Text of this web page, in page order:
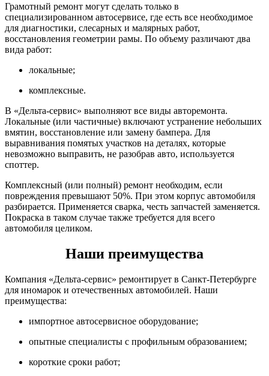
Грамотный ремонт могут сделать только в
специализированном автосервисе, где есть все необходимое
для диагностики, слесарных и малярных работ,
восстановления геометрии рамы. По объему различают два
вида работ:
локальные;
комплексные.
В «Дельта-сервис» выполняют все виды авторемонта.
Локальные (или частичные) включают устранение небольших
вмятин, восстановление или замену бампера. Для
выравнивания помятых участков на деталях, которые
невозможно выправить, не разобрав авто, используется
споттер.
Комплексный (или полный) ремонт необходим, если
повреждения превышают 50%. При этом корпус автомобиля
разбирается. Применяется сварка, честь запчастей заменяется.
Покраска в таком случае также требуется для всего
автомобиля целиком.
Наши преимущества
Компания «Дельта-сервис» ремонтирует в Санкт-Петербурге
для иномарок и отечественных автомобилей. Наши
преимущества:
импортное автосервисное оборудование;
опытные специалисты с профильным образованием;
короткие сроки работ;